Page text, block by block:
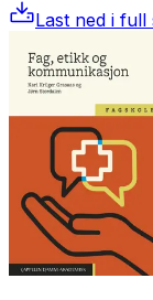
Last ned i